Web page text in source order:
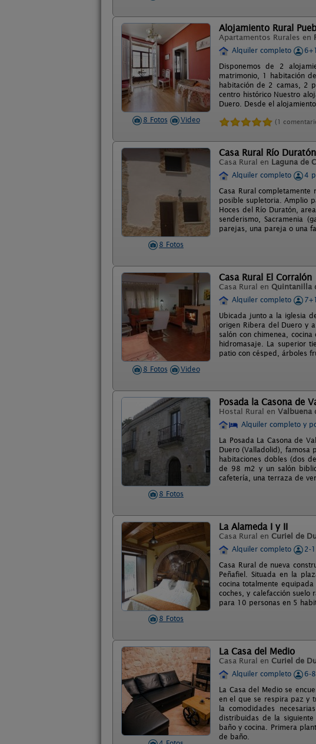
8 Fotos Video
Alojamiento Rural
Apartamentos Rurales en
Alquiler completo
Disponemos de 2
matrimonio, 1 habitación
habitación de 2 camas, 2
centro histórico Nuestro
Duero. Desde el
(1
8 Fotos
Casa Rural Río Duratón
Casa Rural en Laguna de
Alquiler completo
4
Casa Rural
posible supletoria. Amplio
Hoces del Río Duratón,
senderismo, Sacramenia
parejas, una pareja o una
8 Fotos Video
Casa Rural El Corralón
Casa Rural en Quintanilla
Alquiler completo
Ubicada junto a la iglesia
origen Ribera del Duero y
salón con chimenea,
hidromasaje. La superior
patio con césped, árboles
8 Fotos
Posada la Casona de
Hostal Rural en Valbuena
Alquiler completo y
La Posada La Casona de
Duero (Valladolid), famosa
habitaciones dobles (dos
de 98 m2 y un salón
cafetería, una terraza de
8 Fotos
La Alameda I y II
Casa Rural en Curiel de
Alquiler completo
2-
Casa Rural de nueva
Peñafiel. Situada en la
cocina totalmente
coches, y calefacción
para 10 personas en 5
La Casa del Medio
Casa Rural en Curiel de
Alquiler completo
6-
La Casa del Medio se
en el que se respira paz y
la comodidades
distribuidas de la siguiente
baño y cocina. Primera
de baño.